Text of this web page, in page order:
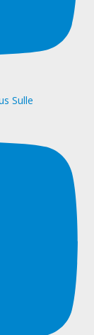
Sulle